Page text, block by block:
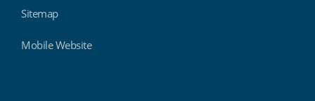
Sitemap
Mobile Website